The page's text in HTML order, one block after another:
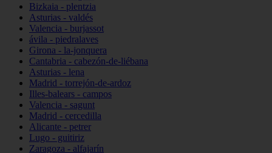
Bizkaia - plentzia
Asturias - valdés
Valencia - burjassot
ávila - piedralaves
Girona - la-jonquera
Cantabria - cabezón-de-liébana
Asturias - lena
Madrid - torrejón-de-ardoz
Illes-balears - campos
Valencia - sagunt
Madrid - cercedilla
Alicante - petrer
Lugo - guitiriz
Zaragoza - alfajarín